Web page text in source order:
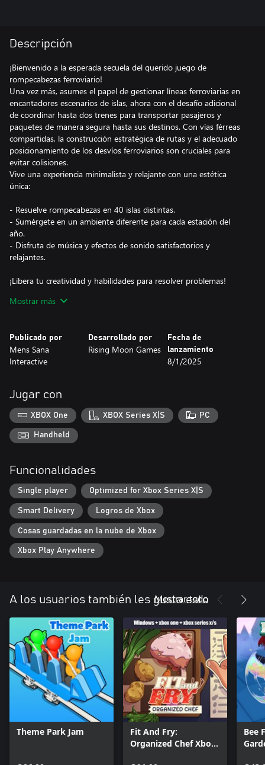
Descripción
¡Bienvenido a la esperada secuela del querido juego de
rompecabezas ferroviario!
Una vez más, asumes el papel de gestionar líneas ferroviarias en
encantadores escenarios de islas, ahora con el desafío adicional
de coordinar hasta dos trenes para transportar pasajeros y
paquetes de manera segura hasta sus destinos. Con vías férreas
compartidas, la construcción estratégica de rutas y el adecuado
posicionamiento de los desvíos ferroviarios son cruciales para
evitar colisiones.
Vive una experiencia minimalista y relajante con una estética
única:
- Resuelve rompecabezas en 40 islas distintas.
- Sumérgete en un ambiente diferente para cada estación del
año.
- Disfruta de música y efectos de sonido satisfactorios y
relajantes.
¡Libera tu creatividad y habilidades para resolver problemas!
de Niveles.
Mostrar más
Publicado por
Mens Sana
Interactive
Desarrollado por
Rising Moon Games
Fecha de
lanzamiento
8/1/2025
Jugar con
XBOX One XBOX Series X|S PC
Handheld
Funcionalidades
Single player Optimized for Xbox Series X|S
Smart Delivery Logros de Xbox
Cosas guardadas en la nube de Xbox
Xbox Play Anywhere
A los usuarios también les gusta esto
Mostrar todo
Theme Park Jam
Fit And Fry:
Organized Chef Xbox
Bee